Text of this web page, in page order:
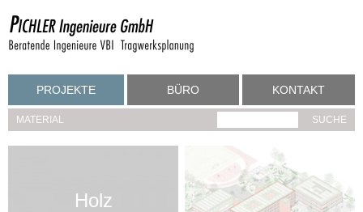
PROJEKTE BÜRO KONTAKT
MATERIAL
Holz